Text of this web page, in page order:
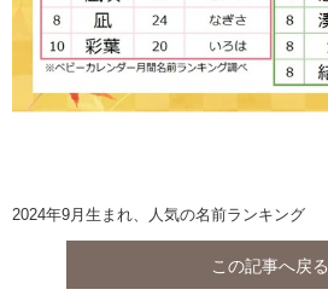
2024年9月生まれ、人気の名前ランキング
この記事へ戻る